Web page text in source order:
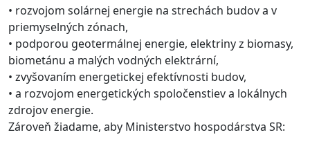
• rozvojom solárnej energie na strechách budov a v
priemyselných zónach,
• podporou geotermálnej energie, elektriny z biomasy,
biometánu a malých vodných elektrární,
• zvyšovaním energetickej efektívnosti budov,
• a rozvojom energetických spoločenstiev a lokálnych
zdrojov energie.
Zároveň žiadame, aby Ministerstvo hospodárstva SR: